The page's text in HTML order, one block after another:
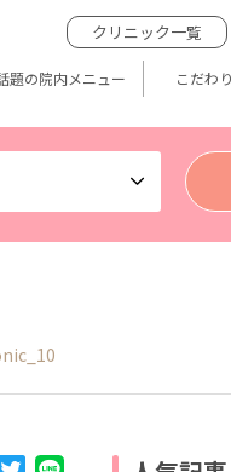
クリニック一覧
題の院内メニュー こだわ